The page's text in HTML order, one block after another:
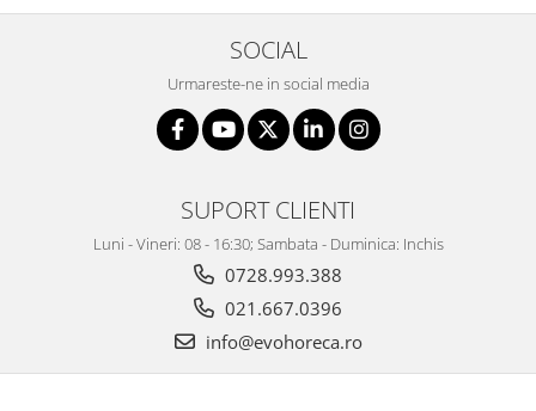
SOCIAL
Urmareste-ne in social media
SUPORT CLIENTI
Luni - Vineri: 08 - 16:30; Sambata - Duminica: Inchis
0728.993.388
021.667.0396
info@evohoreca.ro